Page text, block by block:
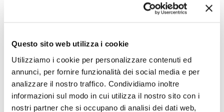
Questo sito web utilizza i cookie
Utilizziamo i cookie per personalizzare contenuti ed
annunci, per fornire funzionalità dei social media e per
analizzare il nostro traffico. Condividiamo inoltre
informazioni sul modo in cui utilizza il nostro sito con i
nostri partner che si occupano di analisi dei dati web,
Informazioni tecniche